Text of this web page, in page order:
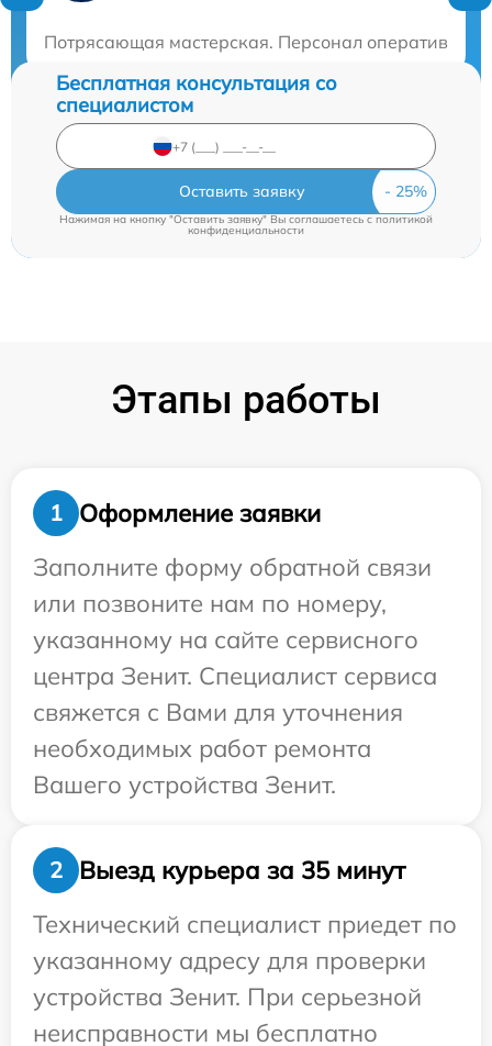
Потрясающая мастерская. Персонал оперативно
Бесплатная консультация со
специалистом
Оставить заявку
Нажимая на кнопку "Оставить заявку" Вы соглашаетесь cполитикой
конфиденциальности
Этапы работы
1
Оформление заявки
Заполните форму обратной связи
или позвоните нам по номеру,
указанному на сайте сервисного
центра Зенит. Специалист сервиса
свяжется с Вами для уточнения
необходимых работ ремонта
Вашего устройства Зенит.
2
Выезд курьера за 35 минут
Технический специалист приедет по
указанному адресу для проверки
устройства Зенит. При серьезной
неисправности мы бесплатно